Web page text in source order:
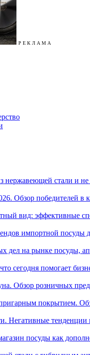
Р Е К Л А М А
нержавеющей стали и не
Обзор победителей в
вид: эффективные
импортной посуды
дел на рынке посуды,
сегодня помогает
Обзор розничных
покрытием.
Негативные
посуды как